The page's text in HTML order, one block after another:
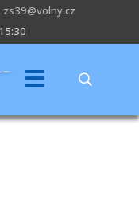
zs39@volny.cz